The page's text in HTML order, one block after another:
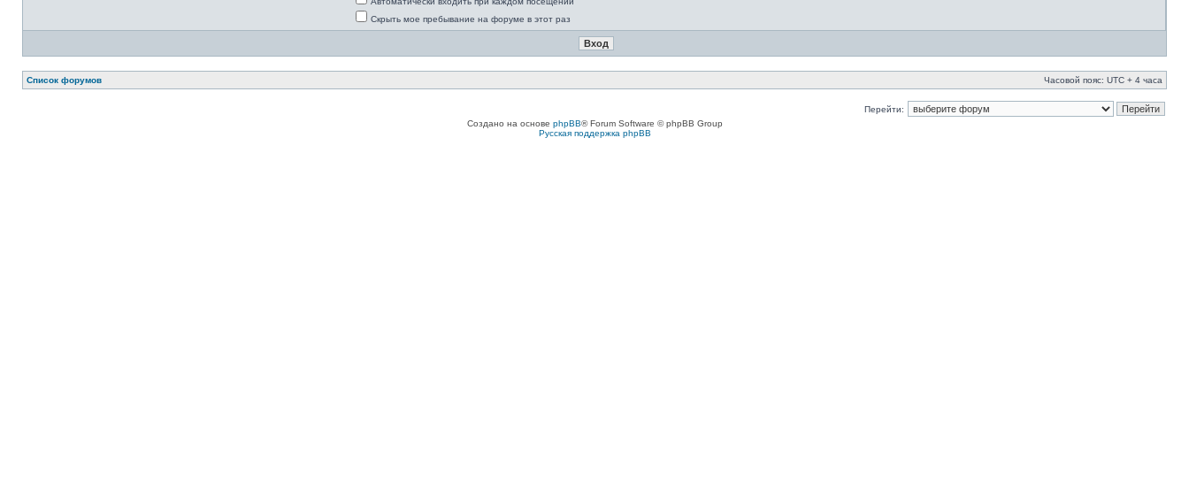
Скрыть мое пребывание на форуме в этот раз
Список форумов Часовой пояс: UTC + 4 часа
Перейти:
Создано на основе phpBB® Forum Software © phpBB Group
Русская поддержка phpBB